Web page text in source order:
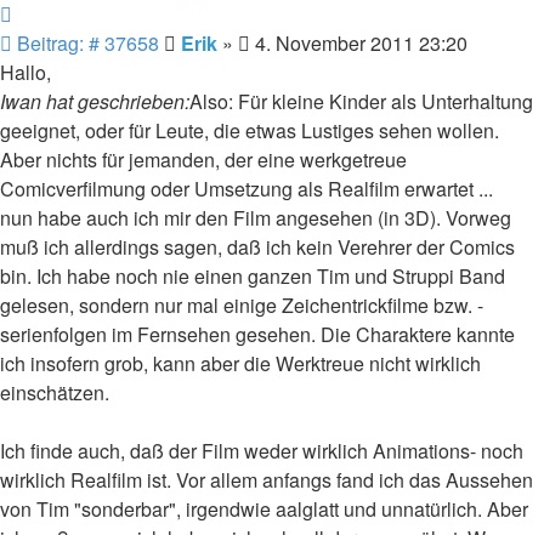
Beitrag: # 37658 Beitrag
Erik »
4. November 2011 23:20
Hallo,
Iwan hat geschrieben:Also: Für kleine Kinder als Unterhaltung
geeignet, oder für Leute, die etwas Lustiges sehen wollen.
Aber nichts für jemanden, der eine werkgetreue
Comicverfilmung oder Umsetzung als Realfilm erwartet ...
nun habe auch ich mir den Film angesehen (in 3D). Vorweg
muß ich allerdings sagen, daß ich kein Verehrer der Comics
bin. Ich habe noch nie einen ganzen Tim und Struppi Band
gelesen, sondern nur mal einige Zeichentrickfilme bzw. -
serienfolgen im Fernsehen gesehen. Die Charaktere kannte
ich insofern grob, kann aber die Werktreue nicht wirklich
einschätzen.
Ich finde auch, daß der Film weder wirklich Animations- noch
wirklich Realfilm ist. Vor allem anfangs fand ich das Aussehen
von Tim "sonderbar", irgendwie aalglatt und unnatürlich. Aber